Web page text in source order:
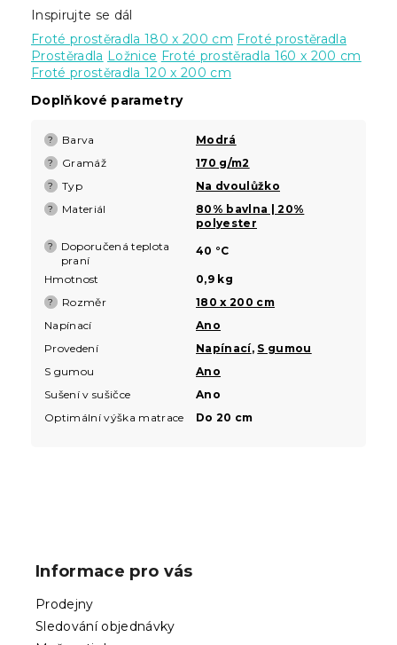
Inspirujte se dál
Froté prostěradla 180 x 200 cm Froté prostěradla
Prostěradla Ložnice Froté prostěradla 160 x 200 cm
Froté prostěradla 120 x 200 cm
Doplňkové parametry
? Barva Modrá
? Gramáž 170 g/m2
? Typ Na dvoulůžko
? Materiál
80% bavlna | 20%
polyester
?
Doporučená teplota
praní
40 °C
Hmotnost 0,9 kg
? Rozměr
180 x 200 cm
Napínací
Ano
Provedení
Napínací, S gumou
S gumou
Ano
Sušení v sušičce
Ano
Optimální výška matrace
Do 20 cm
Informace pro vás
Prodejny
Sledování objednávky